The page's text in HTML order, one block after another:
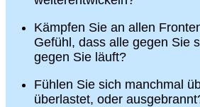
Kämpfen Sie an allen
Gefühl, dass alle gegen Sie
gegen Sie läuft?
Fühlen Sie sich manchmal
überlastet, oder